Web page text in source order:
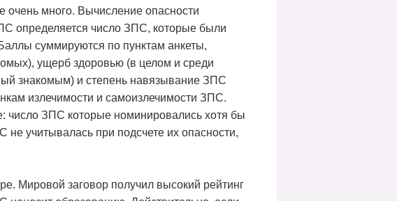
очень много. Вычисление опасности
определяется число ЗПС, которые были
суммируются по пунктам анкеты,
ущерб здоровью (в целом и среди
знакомым) и степень навязывание ЗПС
излечимости и самоизлечимости ЗПС.
число ЗПС которые номинировались хотя бы
учитывалась при подсчете их опасности,
Мировой заговор получил высокий рейтинг